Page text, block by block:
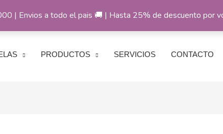
| Envios a todo el pais 🚚 | Hasta 25% de descuento por
PRODUCTOS SERVICIOS CONTACTO